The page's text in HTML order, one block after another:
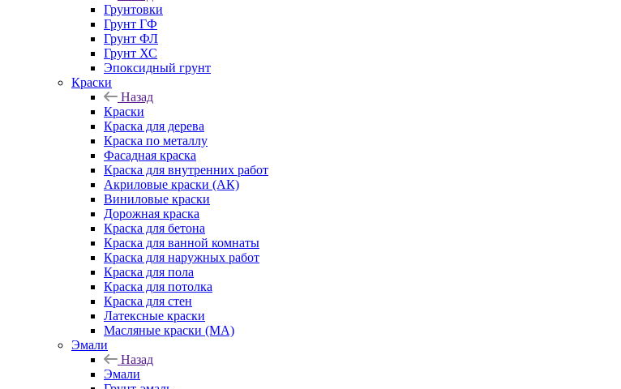
Грунтовки
Грунт ГФ
Грунт ФЛ
Грунт ХС
Эпоксидный грунт
Краски
Назад
Краски
Краска для дерева
Краска по металлу
Фасадная краска
Краска для внутренних работ
Акриловые краски (АК)
Виниловые краски
Дорожная краска
Краска для бетона
Краска для ванной комнаты
Краска для наружных работ
Краска для пола
Краска для потолка
Краска для стен
Латексные краски
Масляные краски (МА)
Эмали
Назад
Эмали